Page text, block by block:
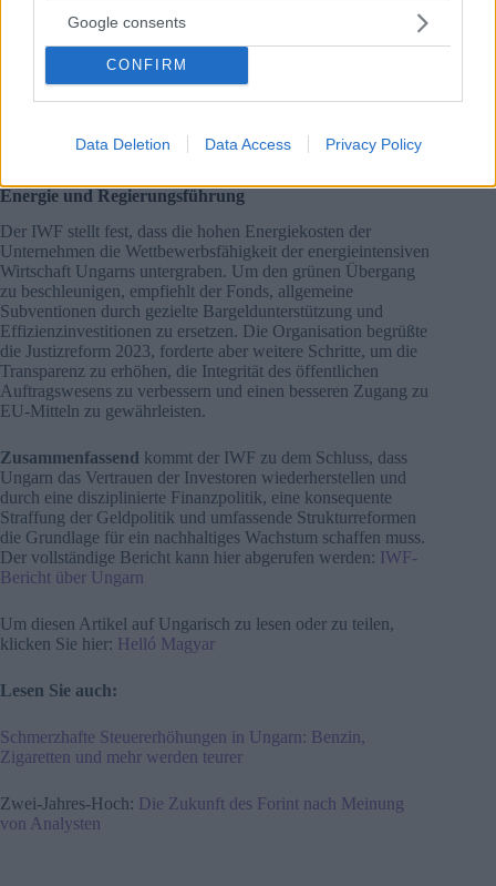
Google consents
CONFIRM
Data Deletion Data Access Privacy Policy
Unternehmensumfelds, den Abbau von Bürokratie, die
Vereinfachung von Insolvenzverfahren und die Unterstützung
von Innovationen und jungen Unternehmen. Die
industriepolitischen Programme der Regierung haben bisher
gelegt werden.
Energie und Regierungsführung
Der IWF stellt fest, dass die hohen Energiekosten der
Unternehmen die Wettbewerbsfähigkeit der energieintensiven
Wirtschaft Ungarns untergraben. Um den grünen Übergang
zu beschleunigen, empfiehlt der Fonds, allgemeine
Subventionen durch gezielte Bargeldunterstützung und
Effizienzinvestitionen zu ersetzen. Die Organisation begrüßte
die Justizreform 2023, forderte aber weitere Schritte, um die
Transparenz zu erhöhen, die Integrität des öffentlichen
Auftragswesens zu verbessern und einen besseren Zugang zu
EU-Mitteln zu gewährleisten.
Zusammenfassend kommt der IWF zu dem Schluss, dass
Ungarn das Vertrauen der Investoren wiederherstellen und
durch eine disziplinierte Finanzpolitik, eine konsequente
Straffung der Geldpolitik und umfassende Strukturreformen
die Grundlage für ein nachhaltiges Wachstum schaffen muss.
Der vollständige Bericht kann hier abgerufen werden: IWF-
Bericht über Ungarn
Um diesen Artikel auf Ungarisch zu lesen oder zu teilen,
klicken Sie hier: Helló Magyar
Lesen Sie auch:
Schmerzhafte Steuererhöhungen in Ungarn: Benzin,
Zigaretten und mehr werden teurer
Zwei-Jahres-Hoch: Die Zukunft des Forint nach Meinung
von Analysten